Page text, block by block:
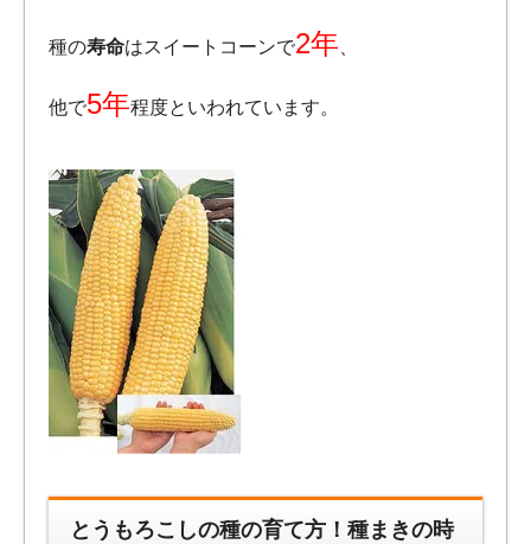
種の寿命はスイートコーンで2年
他で5年程度といわれています。
とうもろこしの種の育て方！種まきの時